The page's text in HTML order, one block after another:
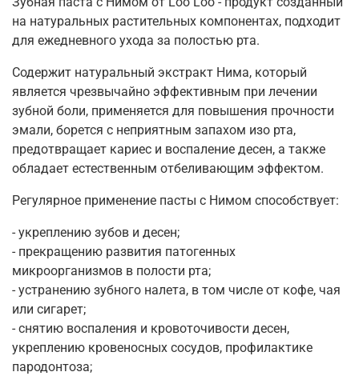
на натуральных растительных компонентах, подходит
для ежедневного ухода за полостью рта.
Содержит натуральный экстракт Нима, который
является чрезвычайно эффективным при лечении
зубной боли, применяется для повышения прочности
эмали, борется с неприятным запахом изо рта,
предотвращает кариес и воспаление десен, а также
обладает естественным отбеливающим эффектом.
Регулярное применение пасты с Нимом способствует:
- укреплению зубов и десен;
- прекращению развития патогенных
микроорганизмов в полости рта;
- устранению зубного налета, в том числе от кофе, чая
или сигарет;
- снятию воспаления и кровоточивости десен,
укреплению кровеносных сосудов, профилактике
пародонтоза;